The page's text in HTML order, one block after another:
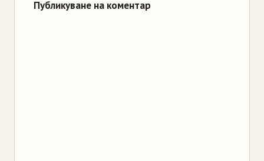
Публикуване на коментар